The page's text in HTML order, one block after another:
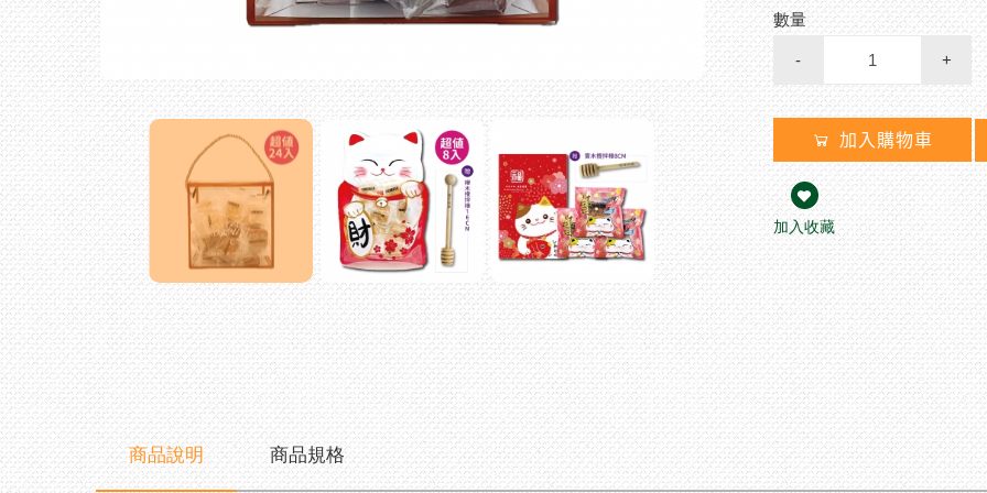
數量
- +
加入購物車
加入收藏
商品說明 商品規格